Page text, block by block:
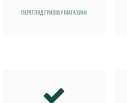
ПЕРЕГЛЯД ГРИЛІВ У МАГАЗИНІ